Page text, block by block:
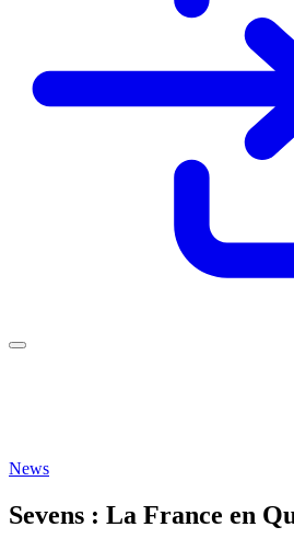
News
Sevens : La France en